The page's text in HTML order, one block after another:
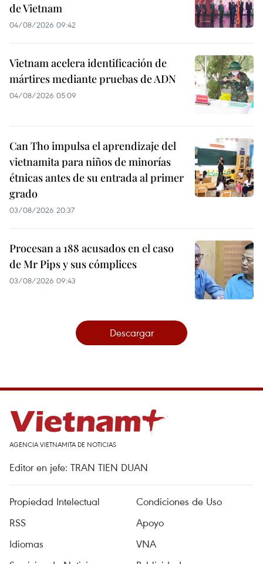
de Vietnam
04/08/2026 09:42
Vietnam acelera identificación de
mártires mediante pruebas de ADN
04/08/2026 05:09
Can Tho impulsa el aprendizaje del
vietnamita para niños de minorías
étnicas antes de su entrada al primer
grado
03/08/2026 20:37
Procesan a 188 acusados en el caso
de Mr Pips y sus cómplices
03/08/2026 09:43
Descargar
AGENCIA VIETNAMITA DE NOTICIAS
Editor en jefe: TRAN TIEN DUAN
Propiedad Intelectual
Condiciones de Uso
RSS
Apoyo
Idiomas
VNA